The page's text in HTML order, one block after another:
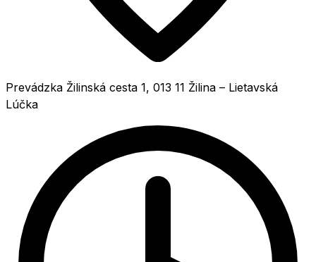
Prevádzka Žilinská cesta 1, 013 11 Žilina – Lietavská
Lúčka